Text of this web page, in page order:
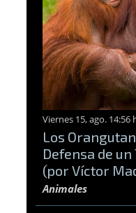
Viernes 15, ago. 14:56
Los
Defensa de
(por Víctor
Animales